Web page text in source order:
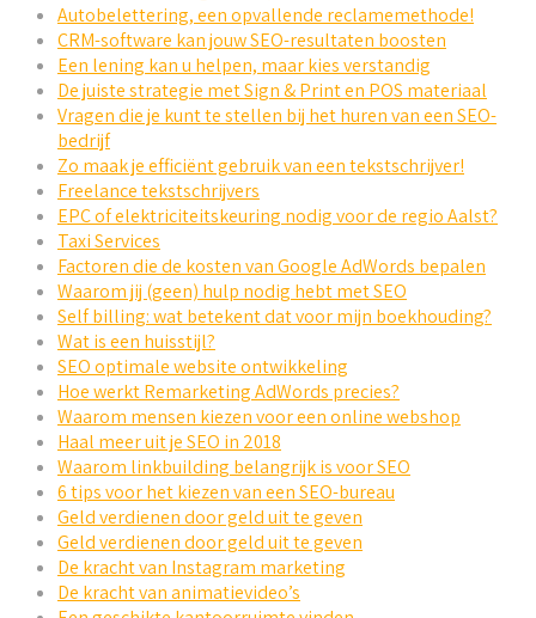
Autobelettering, een opvallende reclamemethode!
CRM-software kan jouw SEO-resultaten boosten
Een lening kan u helpen, maar kies verstandig
De juiste strategie met Sign & Print en POS materiaal
Vragen die je kunt te stellen bij het huren van een SEO-
bedrijf
Zo maak je efficiënt gebruik van een tekstschrijver!
Freelance tekstschrijvers
EPC of elektriciteitskeuring nodig voor de regio Aalst?
Taxi Services
Factoren die de kosten van Google AdWords bepalen
Waarom jij (geen) hulp nodig hebt met SEO
Self billing: wat betekent dat voor mijn boekhouding?
Wat is een huisstijl?
SEO optimale website ontwikkeling
Hoe werkt Remarketing AdWords precies?
Waarom mensen kiezen voor een online webshop
Haal meer uit je SEO in 2018
Waarom linkbuilding belangrijk is voor SEO
6 tips voor het kiezen van een SEO-bureau
Geld verdienen door geld uit te geven
Geld verdienen door geld uit te geven
De kracht van Instagram marketing
De kracht van animatievideo’s